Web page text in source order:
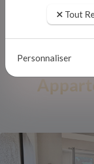
Tout
Personnaliser